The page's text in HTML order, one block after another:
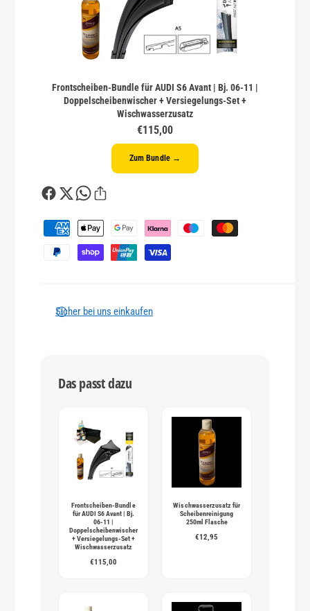
Frontscheiben-Bundle für AUDI S6 Avant | Bj. 06-11 |
Doppelscheibenwischer + Versiegelungs-Set +
Wischwasserzusatz
€115,00
Zum Bundle →
Z
a
Sicher bei uns einkaufen
Das passt dazu
Frontscheiben-Bundle
für AUDI S6 Avant | Bj.
06-11 |
Doppelscheibenwischer
+ Versiegelungs-Set +
Wischwasserzusatz
€115,00
Wischwasserzusatz für
Scheibenreinigung
250ml Flasche
€12,95